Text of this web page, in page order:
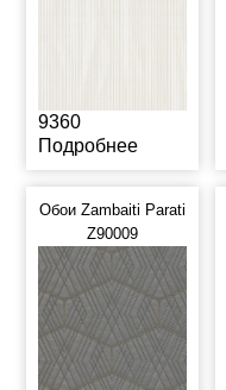
9360
Подробнее
Обои Zambaiti Parati
Z90009